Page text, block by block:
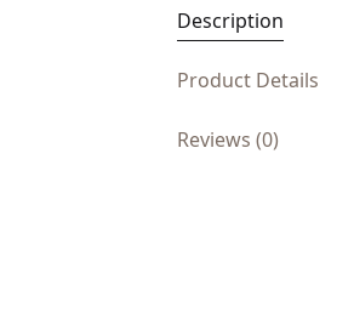
Description
Product Details
Reviews (0)